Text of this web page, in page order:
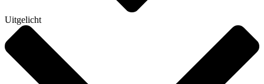
Uitgelicht